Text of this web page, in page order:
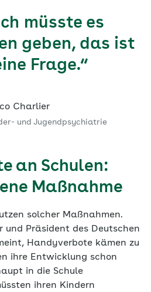
müsste es
geben, das ist
Frage.“
Charlier
und Jugendpsychiatrie
an Schulen:
Maßnahme
solcher Maßnahmen.
und Präsident des Deutschen
Handyverbote kämen zu
ihre Entwicklung schon
in die Schule
ihren Kindern